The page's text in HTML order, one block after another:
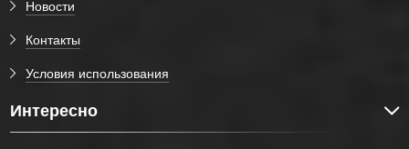
Новости
Контакты
Условия использования
Интересно